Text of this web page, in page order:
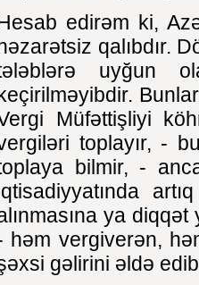
edirəm ki,
qalıbdır.
uyğun
Müfəttişliyi
toplayır, -
bilmir, -
ya
həm vergiverən,
gəlirini əldə